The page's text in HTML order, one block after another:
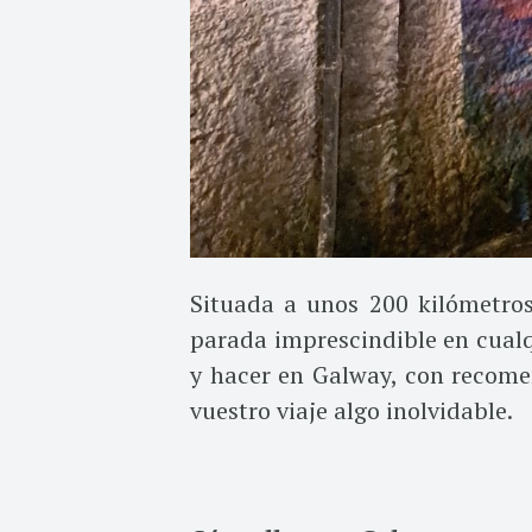
Situada a unos 200
parada imprescindible en
y hacer en Galway, con
vuestro viaje algo inolvidable.